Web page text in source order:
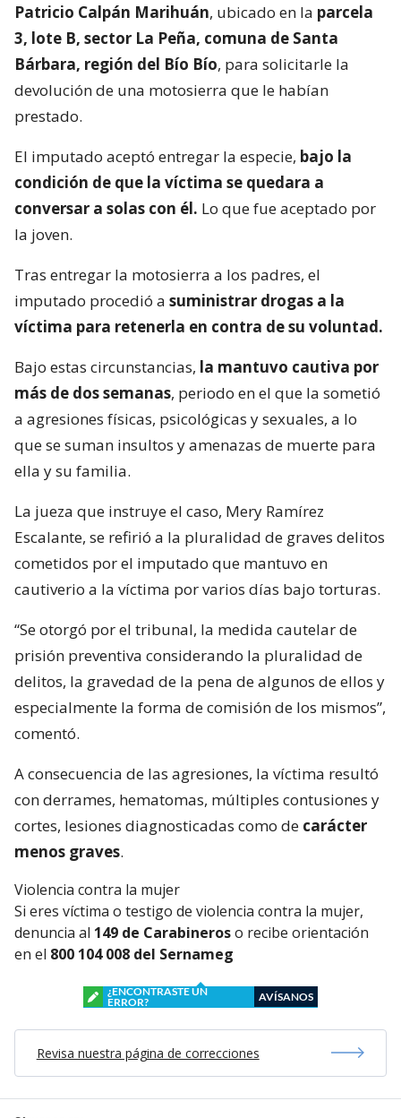
Patricio Calpán Marihuán, ubicado en la parcela
3, lote B, sector La Peña, comuna de Santa
Bárbara, región del Bío Bío, para solicitarle la
devolución de una motosierra que le habían
prestado.
El imputado aceptó entregar la especie, bajo la
condición de que la víctima se quedara a
conversar a solas con él. Lo que fue aceptado por
la joven.
Tras entregar la motosierra a los padres, el
imputado procedió a suministrar drogas a la
víctima para retenerla en contra de su voluntad.
Bajo estas circunstancias, la mantuvo cautiva por
más de dos semanas, periodo en el que la sometió
a agresiones físicas, psicológicas y sexuales, a lo
que se suman insultos y amenazas de muerte para
ella y su familia.
La jueza que instruye el caso, Mery Ramírez
Escalante, se refirió a la pluralidad de graves delitos
cometidos por el imputado que mantuvo en
cautiverio a la víctima por varios días bajo torturas.
“Se otorgó por el tribunal, la medida cautelar de
prisión preventiva considerando la pluralidad de
delitos, la gravedad de la pena de algunos de ellos y
especialmente la forma de comisión de los mismos”,
comentó.
A consecuencia de las agresiones, la víctima resultó
con derrames, hematomas, múltiples contusiones y
cortes, lesiones diagnosticadas como de carácter
menos graves.
Violencia contra la mujer
Si eres víctima o testigo de violencia contra la mujer,
denuncia al 149 de Carabineroso recibe orientación
en el 800 104 008 del Sernameg
¿ENCONTRASTE UN
ERROR?
AVÍSANOS
Revisa nuestra página de correcciones